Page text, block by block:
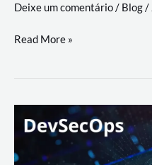
a
workflows
Deixe um comentário/ Blog/
teste
palyer
Lance
Rural
Read More »